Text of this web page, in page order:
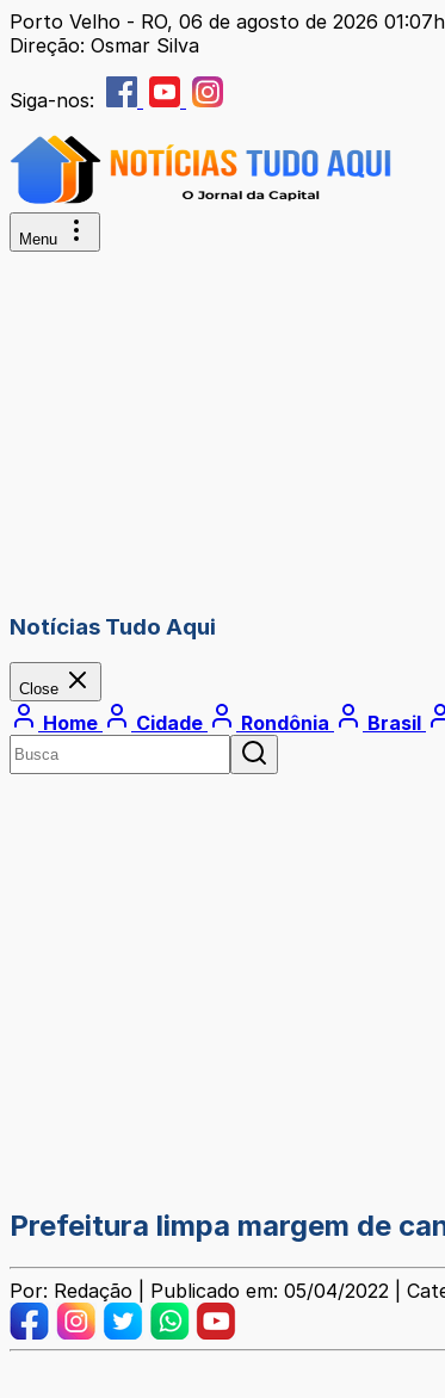
Porto Velho - RO, 06 de agosto de 2026 01:07h
Direção: Osmar Silva
Siga-nos:
Menu
Notícias Tudo Aqui
Close
Home Cidade Rondônia Brasil
Prefeitura limpa margem de
Por: Redação | Publicado em: 05/04/2022 |